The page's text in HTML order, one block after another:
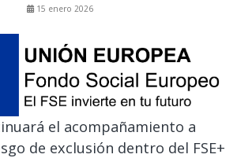
15 enero 2026
el acompañamiento a
de exclusión dentro del FSE+